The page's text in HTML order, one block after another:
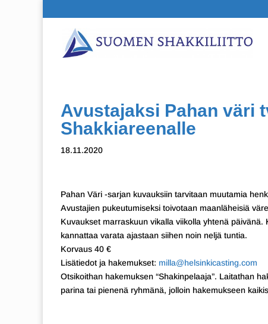
Avustajaksi Pahan väri
Shakkiareenalle
18.11.2020
Pahan Väri -sarjan kuvauksiin tarvitaan muutamia
Avustajien pukeutumiseksi toivotaan maanläheisiä
Kuvaukset marraskuun vikalla viikolla yhtenä
kannattaa varata ajastaan siihen noin neljä tuntia.
Korvaus 40 €
Lisätiedot ja hakemukset: milla@helsinkicasting.com
Otsikoithan hakemuksen “Shakinpelaaja”. Laitathan
parina tai pienenä ryhmänä, jolloin hakemukseen